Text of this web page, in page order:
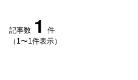
記事数 1
件
（1〜1件表示）